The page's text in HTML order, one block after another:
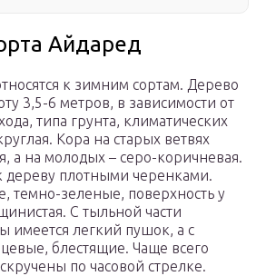
Айдаред
к зимним сортам. Дерево
3,5-6 метров, в зависимости от
типа грунта, климатических
Кора на старых ветвях
а на молодых – серо-коричневая.
дереву плотными черенками.
темно-зеленые, поверхность у
С тыльной части
имеется легкий пушок, а с
блестящие. Чаще всего
по часовой стрелке.